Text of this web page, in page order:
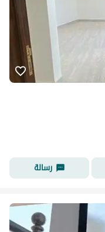
رسالة